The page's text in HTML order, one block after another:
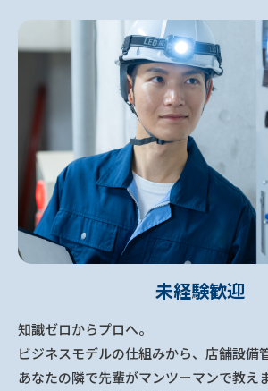
未経験歓迎
知識ゼロからプロへ。
ビジネスモデルの仕組みから、店舗設備
あなたの隣で先輩がマンツーマンで教え